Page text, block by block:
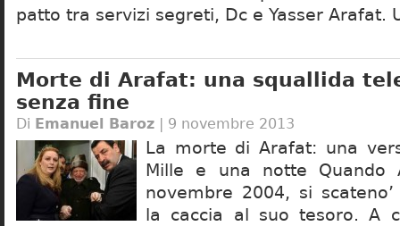
patto tra servizi segreti, Dc e Yasser Arafat.
Morte di Arafat: una squallida
senza fine
Di Emanuel Baroz | 9 novembre 2013
La morte di Arafat: una
Mille e una notte Quando
novembre 2004, si
la caccia al suo tesoro. A